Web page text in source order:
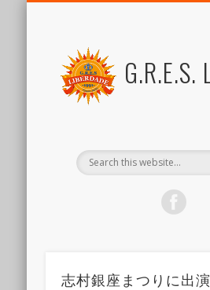
G.R.E.S.
志村銀座まつりに出